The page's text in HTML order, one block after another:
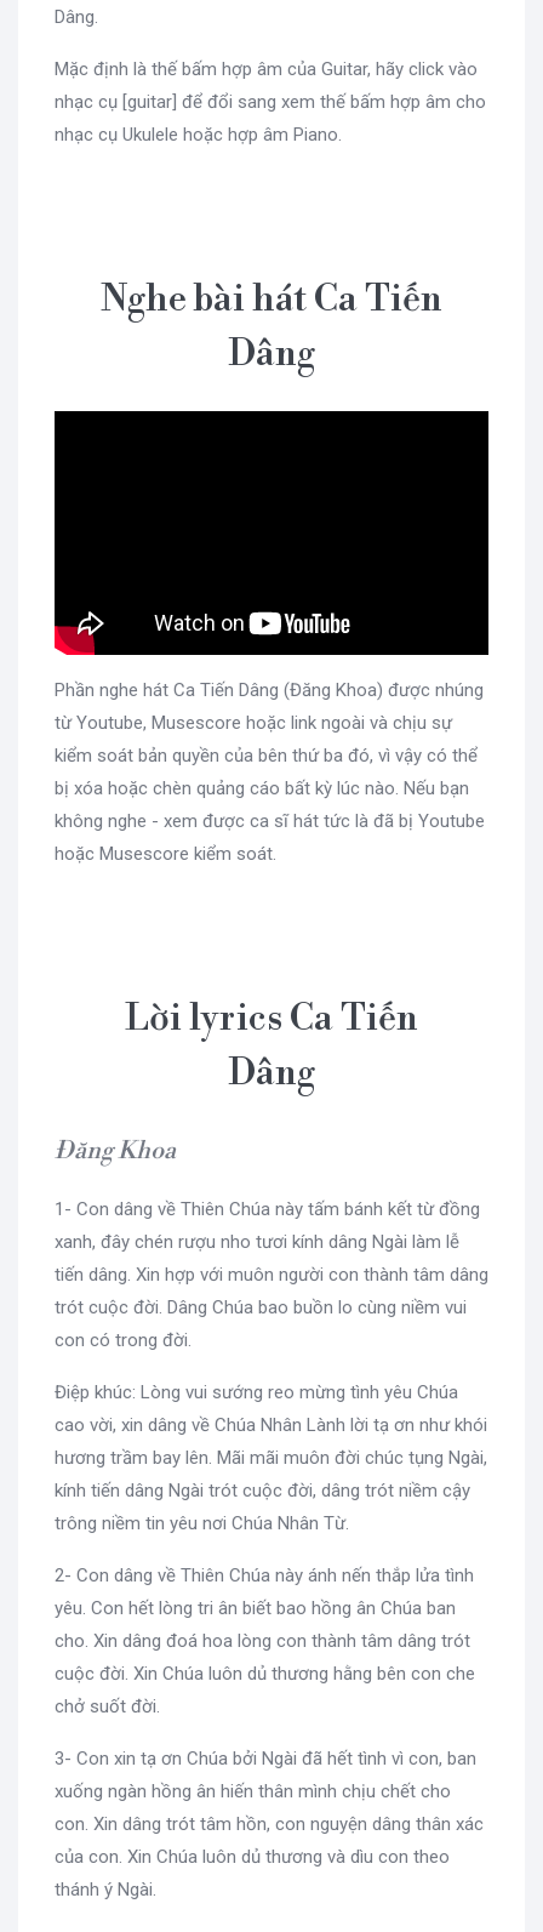
Dâng.
Mặc định là thế bấm hợp âm của Guitar, hãy click vào
nhạc cụ [guitar] để đổi sang xem thế bấm hợp âm cho
nhạc cụ Ukulele hoặc hợp âm Piano.
Nghe bài hát Ca Tiến
Dâng
Phần nghe hát Ca Tiến Dâng (Đăng Khoa) được nhúng
từ Youtube, Musescore hoặc link ngoài và chịu sự
kiểm soát bản quyền của bên thứ ba đó, vì vậy có thể
bị xóa hoặc chèn quảng cáo bất kỳ lúc nào. Nếu bạn
không nghe - xem được ca sĩ hát tức là đã bị Youtube
hoặc Musescore kiểm soát.
Lời lyrics Ca Tiến
Dâng
Đăng Khoa
1- Con dâng về Thiên Chúa này tấm bánh kết từ đồng
xanh, đây chén rượu nho tươi kính dâng Ngài làm lễ
tiến dâng. Xin hợp với muôn người con thành tâm dâng
trót cuộc đời. Dâng Chúa bao buồn lo cùng niềm vui
con có trong đời.
Điệp khúc: Lòng vui sướng reo mừng tình yêu Chúa
cao vời, xin dâng về Chúa Nhân Lành lời tạ ơn như khói
hương trầm bay lên. Mãi mãi muôn đời chúc tụng Ngài,
kính tiến dâng Ngài trót cuộc đời, dâng trót niềm cậy
trông niềm tin yêu nơi Chúa Nhân Từ.
2- Con dâng về Thiên Chúa này ánh nến thắp lửa tình
yêu. Con hết lòng tri ân biết bao hồng ân Chúa ban
cho. Xin dâng đoá hoa lòng con thành tâm dâng trót
cuộc đời. Xin Chúa luôn dủ thương hằng bên con che
chở suốt đời.
3- Con xin tạ ơn Chúa bởi Ngài đã hết tình vì con, ban
xuống ngàn hồng ân hiến thân mình chịu chết cho
con. Xin dâng trót tâm hồn, con nguyện dâng thân xác
của con. Xin Chúa luôn dủ thương và dìu con theo
thánh ý Ngài.